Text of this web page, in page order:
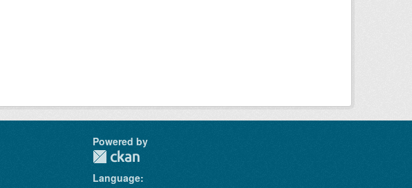
Powered by
Language